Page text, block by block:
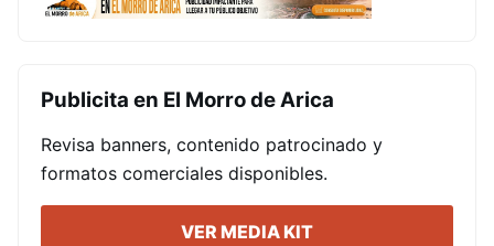
Publicita en El Morro de Arica
Revisa banners, contenido patrocinado y
formatos comerciales disponibles.
VER MEDIA KIT